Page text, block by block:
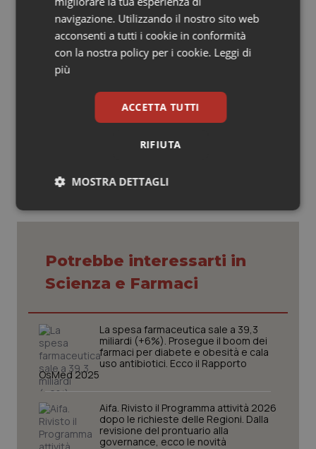
invece molto importante che la loro patologia sia
inquadrata dallo specialista perché potrebbe essere
la spia di un problema più grave e perché comunque è
solo andando dal dermatologo che si riceve un
consiglio prescrittivo in grado di controllare la psoriasi”.
© Riproduzione riservata
Potrebbe interessarti in
Scienza e Farmaci
La spesa farmaceutica sale a 39,3
miliardi (+6%). Prosegue il boom dei
farmaci per diabete e obesità e cala
uso antibiotici. Ecco il Rapporto
OsMed 2025
Aifa. Rivisto il Programma attività 2026
dopo le richieste delle Regioni. Dalla
revisione del prontuario alla
governance, ecco le novità
navigazione. Utilizzando il nostro sito web
acconsenti a tutti i cookie in conformità
con la nostra policy per i cookie. Leggi di
più
ACCETTA TUTTI
RIFIUTA
MOSTRA DETTAGLI
Necessari Statistici Marketing
Necessari Statistici Marketing
I cookie necessari contribuiscono a rendere fruibile il
sito web abilitandone funzionalità di base quali la
navigazione sulle pagine e l'accesso alle aree
protette del sito. Il sito web non è in grado di
funzionare correttamente senza questi cookie.
Fornitore/Dominio
VISITOR_PRIVACY_METADATA
YouTube
.youtube.com